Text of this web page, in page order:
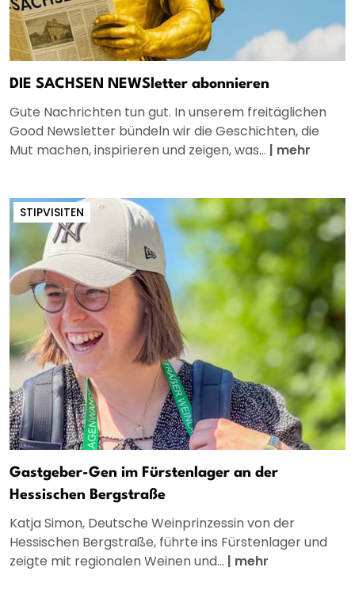
DIE SACHSEN NEWSletter abonnieren
Gute Nachrichten tun gut. In unserem freitäglichen
Good Newsletter bündeln wir die Geschichten, die
Mut machen, inspirieren und zeigen, was... | mehr
STIPVISITEN
Gastgeber-Gen im Fürstenlager an der
Hessischen Bergstraße
Katja Simon, Deutsche Weinprinzessin von der
Hessischen Bergstraße, führte ins Fürstenlager und
zeigte mit regionalen Weinen und... | mehr